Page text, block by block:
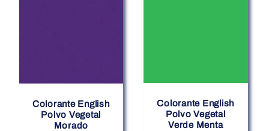
Colorante English
Polvo Vegetal
Morado
Colorante English
Polvo Vegetal
Verde Menta